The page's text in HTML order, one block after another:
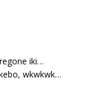
iki…
wkwkwk…